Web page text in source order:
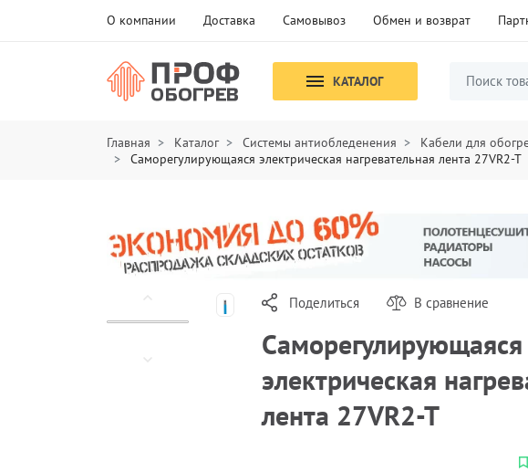
О компании Доставка Самовывоз Обмен и возврат
КАТАЛОГ
Главная Каталог Системы антиобледенения
Кабели для
Саморегулирующаяся электрическая нагревательная лента 27VR2-T
Поделиться В сравнение
Саморегулирующаяся
электрическая
лента 27VR2-T